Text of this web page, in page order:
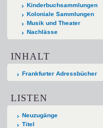
Kinderbuchsammlungen
Koloniale Sammlungen
Musik und Theater
Nachlässe
INHALT
Frankfurter Adressbücher
LISTEN
Neuzugänge
Titel